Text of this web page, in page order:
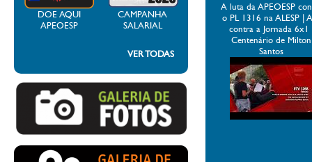
DOE AQUI
APEOESP
CAMPANHA
SALARIAL
VER TODAS
A luta da APEOESP
o PL 1316 na ALESP |
contra a Jornada 6x1
Centenário de Milton
Santos